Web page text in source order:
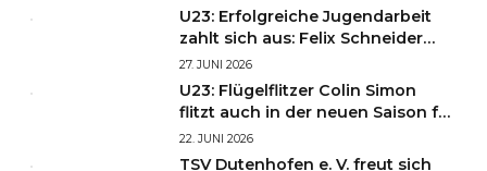
U23: Erfolgreiche Jugendarbeit
zahlt sich aus: Felix Schneider
und Finn Krumbiegel starten in
Liga 3!
27. JUNI 2026
U23: Flügelflitzer Colin Simon
flitzt auch in der neuen Saison für
die HSG!
22. JUNI 2026
TSV Dutenhofen e. V. freut sich